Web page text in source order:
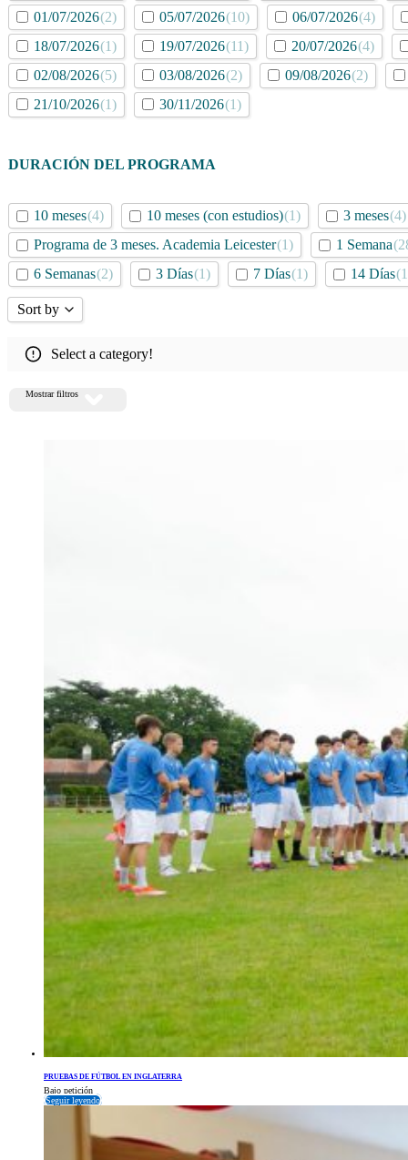
01/07/2026(2) 05/07/2026(10) 06/07/2026(4)
18/07/2026(1) 19/07/2026(11) 20/07/2026(4)
02/08/2026(5) 03/08/2026(2) 09/08/2026(2)
21/10/2026(1) 30/11/2026(1)
DURACIÓN DEL PROGRAMA
10 meses(4) 10 meses (con estudios)(1) 3 meses(4)
Programa de 3 meses. Academia Leicester(1) 1 Semana
6 Semanas(2) 3 Días(1) 7 Días(1) 14 Días
Sort by
Sort by Popularity
Sort by Price low to high
Select a category!
Mostrar filtros
PRUEBAS DE FÚTBOL EN INGLATERRA
Bajo petición
Seguir leyendo